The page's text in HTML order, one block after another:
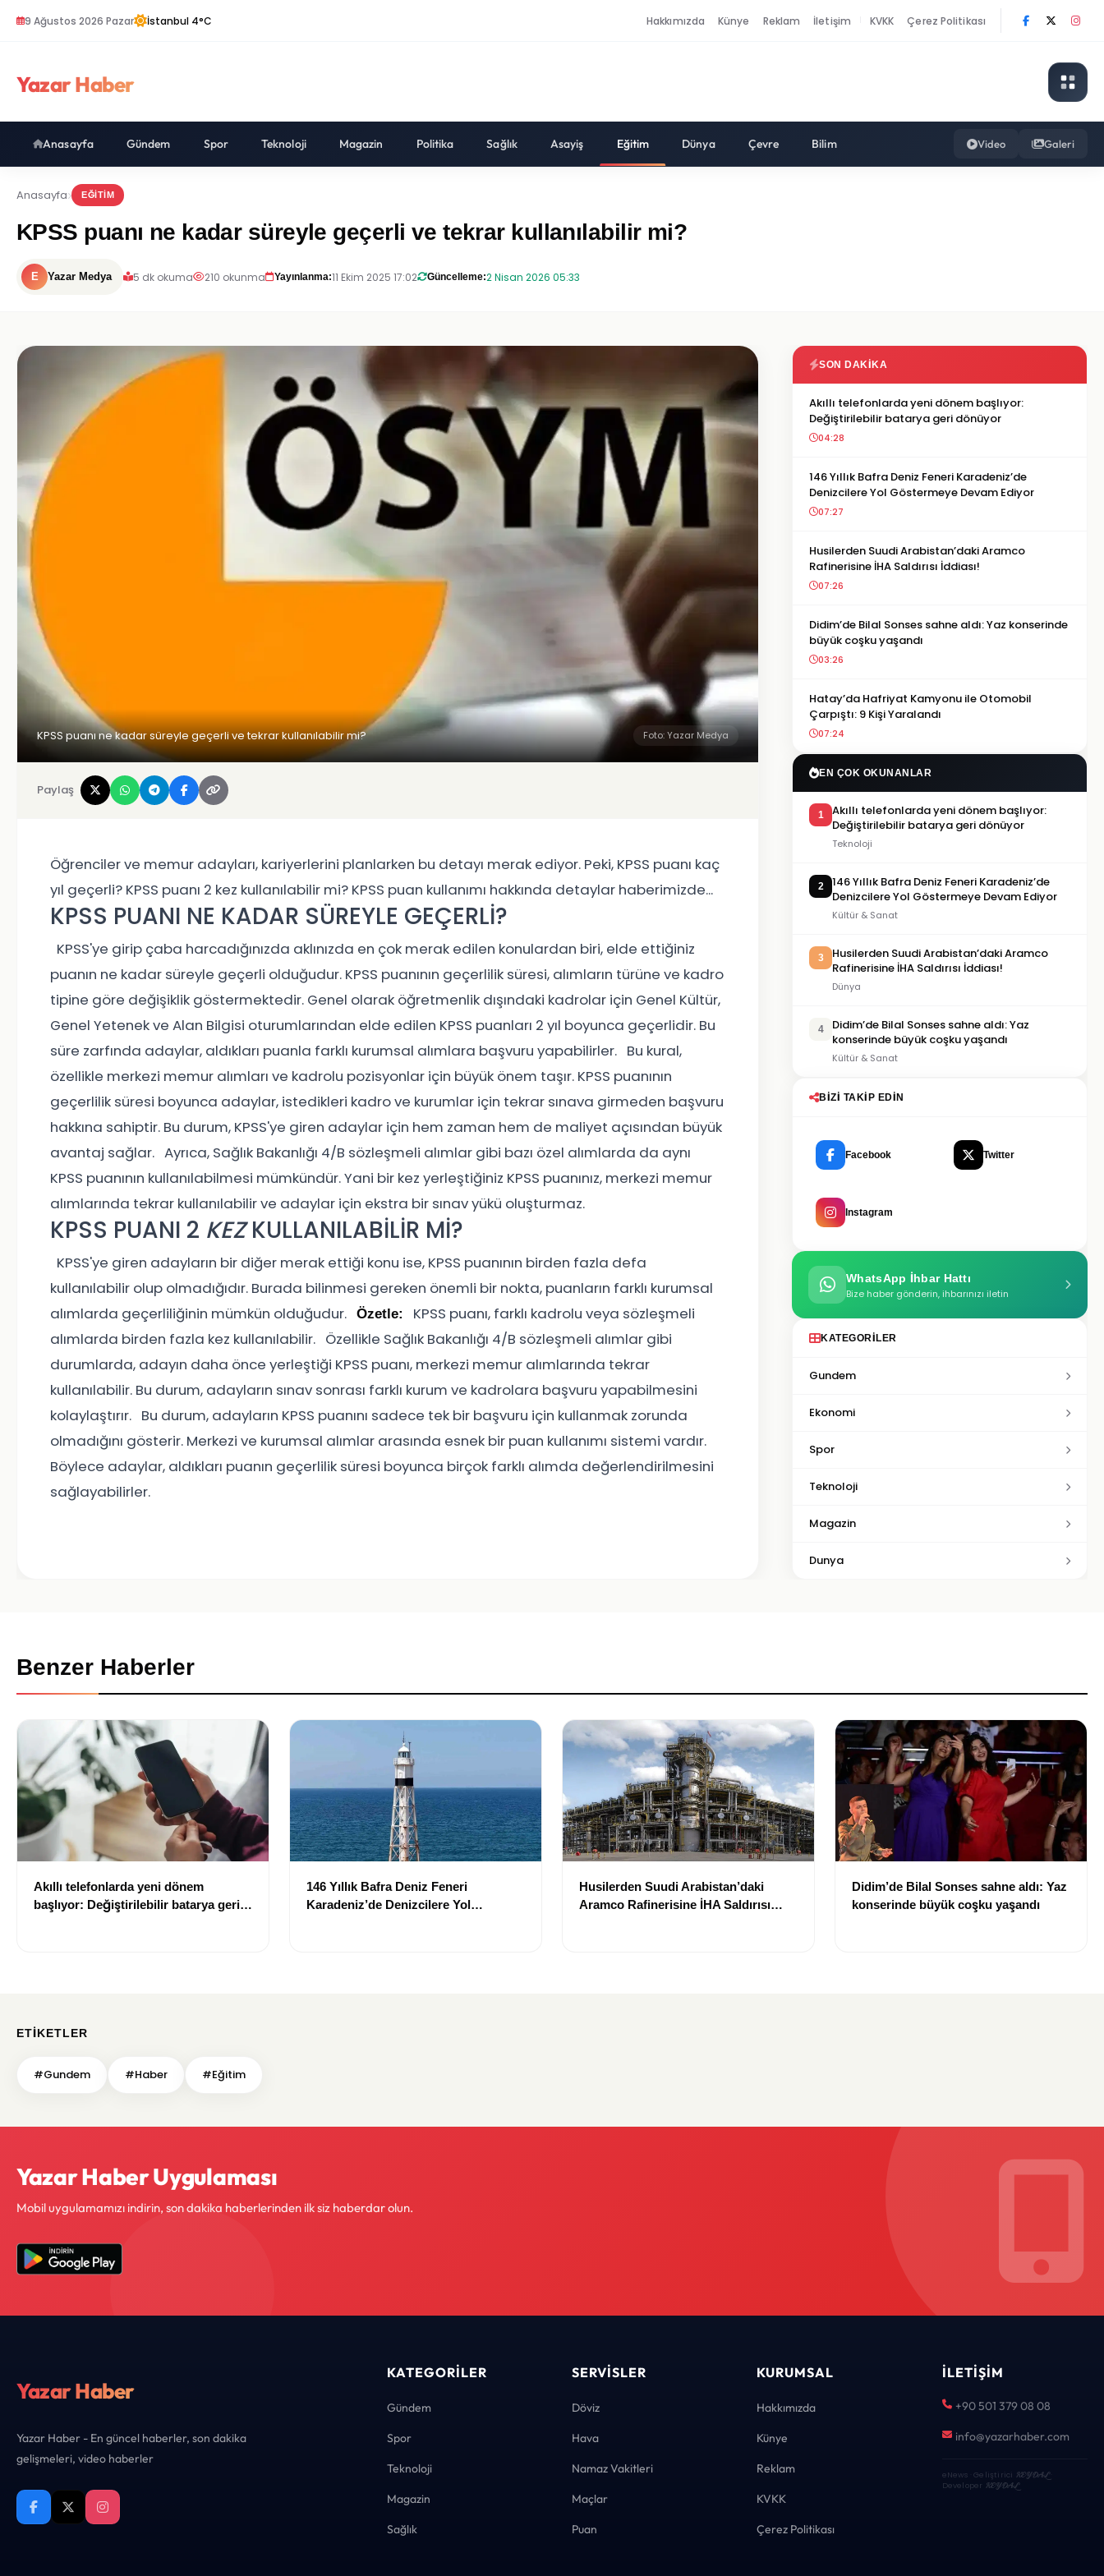
9 Ağustos 2026 Pazar İstanbul 4°C Hakkımızda Künye Reklam İletişim KVKK Çerez Politikası
Yazar Haber
Anasayfa Gündem Spor Teknoloji Magazin Politika Sağlık Asayiş Eğitim Dünya Çevre Bilim Video Galeri
Anasayfa EĞITIM
KPSS puanı ne kadar süreyle geçerli ve tekrar kullanılabilir mi?
E Yazar Medya 5 dk okuma 210 okunma Yayınlanma:11 Ekim 2025 17:02 Güncelleme:2 Nisan 2026 05:33
KPSS puanı ne kadar süreyle geçerli ve tekrar kullanılabilir mi? Foto: Yazar Medya
Paylaş
Öğrenciler ve memur adayları, kariyerlerini planlarken bu detayı merak ediyor. Peki, KPSS puanı kaç
yıl geçerli? KPSS puanı 2 kez kullanılabilir mi? KPSS puan kullanımı hakkında detaylar haberimizde...
KPSS PUANI NE KADAR SÜREYLE GEÇERLİ?
KPSS'ye girip çaba harcadığınızda aklınızda en çok merak edilen konulardan biri, elde ettiğiniz
puanın ne kadar süreyle geçerli olduğudur. KPSS puanının geçerlilik süresi, alımların türüne ve kadro
tipine göre değişiklik göstermektedir. Genel olarak öğretmenlik dışındaki kadrolar için Genel Kültür,
Genel Yetenek ve Alan Bilgisi oturumlarından elde edilen KPSS puanları 2 yıl boyunca geçerlidir. Bu
süre zarfında adaylar, aldıkları puanla farklı kurumsal alımlara başvuru yapabilirler. Bu kural,
özellikle merkezi memur alımları ve kadrolu pozisyonlar için büyük önem taşır. KPSS puanının
geçerlilik süresi boyunca adaylar, istedikleri kadro ve kurumlar için tekrar sınava girmeden başvuru
hakkına sahiptir. Bu durum, KPSS'ye giren adaylar için hem zaman hem de maliyet açısından büyük
avantaj sağlar. Ayrıca, Sağlık Bakanlığı 4/B sözleşmeli alımlar gibi bazı özel alımlarda da aynı
KPSS puanının kullanılabilmesi mümkündür. Yani bir kez yerleştiğiniz KPSS puanınız, merkezi memur
alımlarında tekrar kullanılabilir ve adaylar için ekstra bir sınav yükü oluşturmaz.
KPSS PUANI 2 KEZKULLANILABİLİR Mİ?
KPSS'ye giren adayların bir diğer merak ettiği konu ise, KPSS puanının birden fazla defa
kullanılabilir olup olmadığıdır. Burada bilinmesi gereken önemli bir nokta, puanların farklı kurumsal
alımlarda geçerliliğinin mümkün olduğudur.
Özetle:
KPSS puanı, farklı kadrolu veya sözleşmeli
alımlarda birden fazla kez kullanılabilir. Özellikle Sağlık Bakanlığı 4/B sözleşmeli alımlar gibi
durumlarda, adayın daha önce yerleştiği KPSS puanı, merkezi memur alımlarında tekrar
kullanılabilir. Bu durum, adayların sınav sonrası farklı kurum ve kadrolara başvuru yapabilmesini
kolaylaştırır. Bu durum, adayların KPSS puanını sadece tek bir başvuru için kullanmak zorunda
olmadığını gösterir. Merkezi ve kurumsal alımlar arasında esnek bir puan kullanımı sistemi vardır.
Böylece adaylar, aldıkları puanın geçerlilik süresi boyunca birçok farklı alımda değerlendirilmesini
sağlayabilirler.
SON DAKIKA
Akıllı telefonlarda yeni dönem başlıyor:
Değiştirilebilir batarya geri dönüyor
04:28
146 Yıllık Bafra Deniz Feneri Karadeniz’de
Denizcilere Yol Göstermeye Devam Ediyor
07:27
Husilerden Suudi Arabistan’daki Aramco
Rafinerisine İHA Saldırısı İddiası!
07:26
Didim’de Bilal Sonses sahne aldı: Yaz konserinde
büyük coşku yaşandı
03:26
Hatay’da Hafriyat Kamyonu ile Otomobil
Çarpıştı: 9 Kişi Yaralandı
07:24
EN ÇOK OKUNANLAR
1
Akıllı telefonlarda yeni dönem başlıyor:
Değiştirilebilir batarya geri dönüyor
Teknoloji
2
146 Yıllık Bafra Deniz Feneri Karadeniz’de
Denizcilere Yol Göstermeye Devam Ediyor
Kültür & Sanat
3
Husilerden Suudi Arabistan’daki Aramco
Rafinerisine İHA Saldırısı İddiası!
Dünya
4
Didim’de Bilal Sonses sahne aldı: Yaz
konserinde büyük coşku yaşandı
Kültür & Sanat
BIZI TAKIP EDIN
Facebook Twitter
Instagram
WhatsApp İhbar Hattı
Bize haber gönderin, ihbarınızı iletin
KATEGORILER
Gundem
Ekonomi
Spor
Teknoloji
Magazin
Dunya
Benzer Haberler
Akıllı telefonlarda yeni dönem
başlıyor: Değiştirilebilir batarya geri
146 Yıllık Bafra Deniz Feneri
Karadeniz’de Denizcilere Yol
Husilerden Suudi Arabistan’daki
Aramco Rafinerisine İHA Saldırısı
Didim’de Bilal Sonses sahne aldı: Yaz
konserinde büyük coşku yaşandı
ETIKETLER
#Gundem #Haber #Eğitim
Yazar Haber Uygulaması
Mobil uygulamamızı indirin, son dakika haberlerinden ilk siz haberdar olun.
Yazar Haber
Yazar Haber - En güncel haberler, son dakika
gelişmeleri, video haberler
KATEGORILER
Gündem
Spor
Teknoloji
Magazin
Sağlık
SERVISLER
Döviz
Hava
Namaz Vakitleri
Maçlar
Puan
KURUMSAL
Hakkımızda
Künye
Reklam
KVKK
Çerez Politikası
İLETIŞIM
+90 501 379 08 08
info@yazarhaber.com
eNews · Geliştirici KEYDAL·
Developer KEYDAL